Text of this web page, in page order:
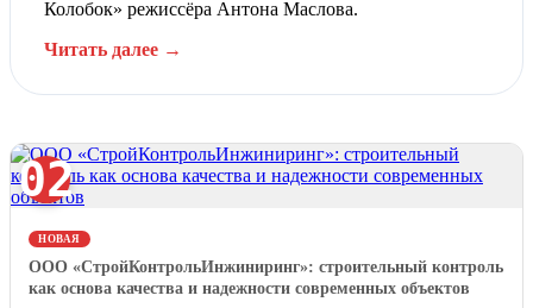
Колобок» режиссёра Антона Маслова.
Читать далее →
02
НОВАЯ
ООО «СтройКонтрольИнжиниринг»: строительный контроль
как основа качества и надежности современных объектов